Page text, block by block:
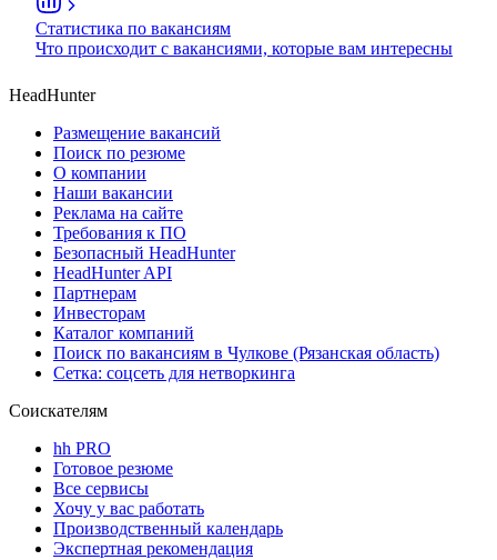
Статистика по вакансиям
Что происходит с вакансиями, которые вам интересны
HeadHunter
Размещение вакансий
Поиск по резюме
О компании
Наши вакансии
Реклама на сайте
Требования к ПО
Безопасный HeadHunter
HeadHunter API
Партнерам
Инвесторам
Каталог компаний
Поиск по вакансиям в Чулкове (Рязанская область)
Сетка: соцсеть для нетворкинга
Соискателям
hh PRO
Готовое резюме
Все сервисы
Хочу у вас работать
Производственный календарь
Экспертная рекомендация